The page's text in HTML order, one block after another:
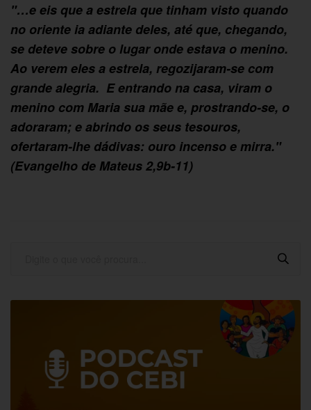
"…e eis que a estrela que tinham visto quando
no oriente ia adiante deles, até que, chegando,
se deteve sobre o lugar onde estava o menino.
Ao verem eles a estrela, regozijaram-se com
grande alegria. E entrando na casa, viram o
menino com Maria sua mãe e, prostrando-se, o
adoraram; e abrindo os seus tesouros,
ofertaram-lhe dádivas: ouro incenso e mirra."
(Evangelho de Mateus 2,9b-11)